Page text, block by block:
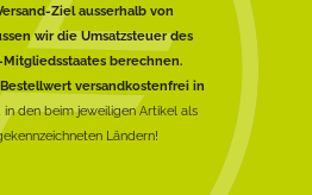
Ziel ausserhalb von
wir die Umsatzsteuer des
berechnen.
versandkostenfrei in
den beim jeweiligen Artikel als
Ländern!